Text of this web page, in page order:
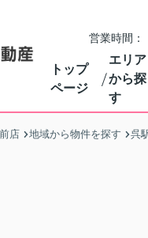
営業時間
トップ
ページ
エリア
から探
す
店 地域から物件を探す 呉